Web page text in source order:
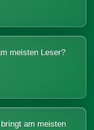
meisten Leser?
am meisten